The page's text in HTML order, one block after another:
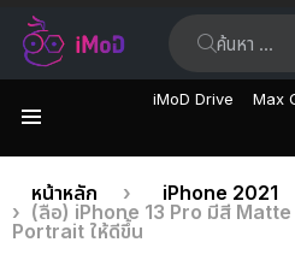
iMoD Drive Max
เรื่อง
ล่าสุด
คุณอยู่ที่นี่:
หน้าหลัก
iPhone 2021
(ลือ) iPhone 13 Pro มีสี Matte
Portrait ให้ดีขึ้น